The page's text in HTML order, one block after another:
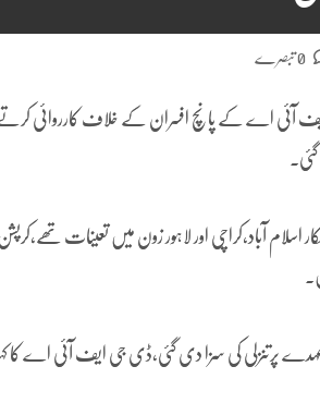
آئی اے کے پانچ افسران کے خلاف کارروائی کرتے
آباد،کراچی اور لاہور زون میں تعینات
پرتنزلی کی سزا دی گئی،ڈی جی ایف آئی اے کا